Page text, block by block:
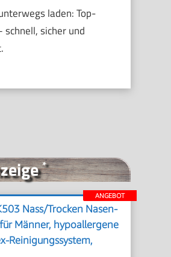
laden: Top-
sicher und
*
ANGEBOT
Nass/Trocken Nasen-
Männer, hypoallergene
Reinigungssystem,